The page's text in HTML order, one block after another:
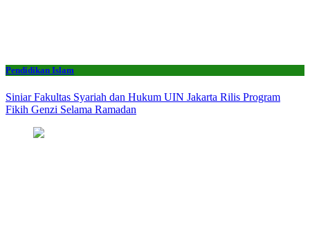
Pendidikan Islam
Siniar Fakultas Syariah dan Hukum UIN Jakarta Rilis Program
Fikih Genzi Selama Ramadan